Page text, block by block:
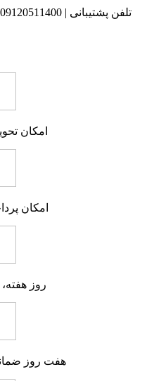
امکان
امکان
7 روز هفته، 24
هفت روز